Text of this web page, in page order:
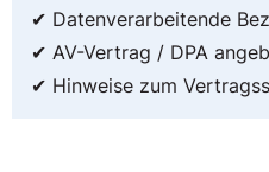
✔ Datenverarbeitende
✔ AV-Vertrag / DPA
✔ Hinweise zum